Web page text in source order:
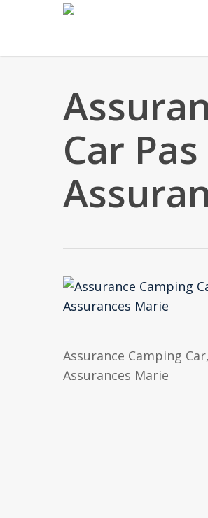
Car
Assurance Camping
Assurances Marie